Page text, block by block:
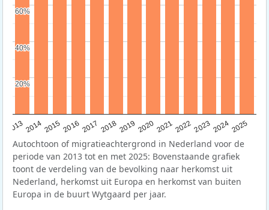
20132014201520162017 20182019 202020212022202320242025
20%
20%
40%
40%
60%
60%
Autochtoon of migratieachtergrond in Nederland voor de
periode van 2013 tot en met 2025: Bovenstaande grafiek
toont de verdeling van de bevolking naar herkomst uit
Nederland, herkomst uit Europa en herkomst van buiten
Europa in de buurt Wytgaard per jaar.